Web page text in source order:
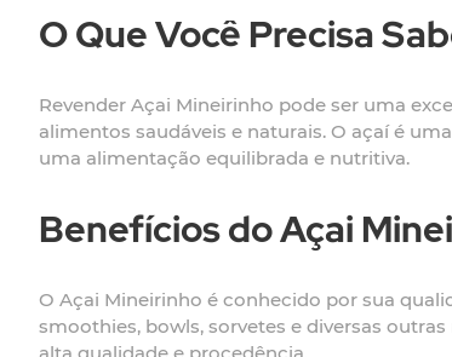
O Que Você Precisa
Revender Açai Mineirinho pode ser uma
alimentos saudáveis e naturais. O açaí é
uma alimentação equilibrada e nutritiva.
Benefícios do Açai
O Açai Mineirinho é conhecido por sua
smoothies, bowls, sorvetes e diversas
alta qualidade e procedência.